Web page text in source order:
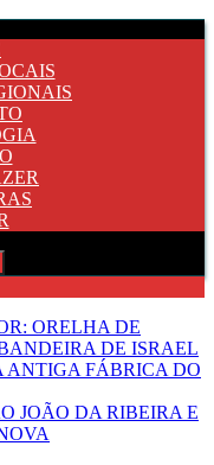
ORELHA DE
DE ISRAEL
ANTIGA FÁBRICA DO
JOÃO DA RIBEIRA E